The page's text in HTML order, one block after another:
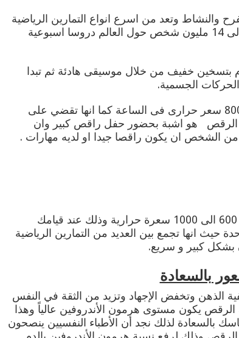
والنشاط وتعد من اسرع انواع التمارين الرياضية
انتشارا فى العالم حيث يتلقي حوالى 14 مليون شخص حول العالم دروسا اسبوعية
بتسخين خفيف من خلال موسيقى هادئة ثم تبدا
الجسمية.
هو اشبة بحضور حفل راقص كبير وان
من الشخص ان يكون راقصا جيدا او لديه مهارات .
تساعد على حرق ما يقارب من 600 الى 1000 سعرة حرارية وذلك عند قيامك
حيث انها تجمع بين العديد من التمارين الرياضية
بشكل كبير و سريع.
بالسعادة
الذهن وتخفض الإجهاد وتزيد من الثقة في النفس
يكون مستوى هرمون الأندروفين عالياً وهذا
بالسعادة لذلك نجد أن الأطباء النفسيين ينصحون